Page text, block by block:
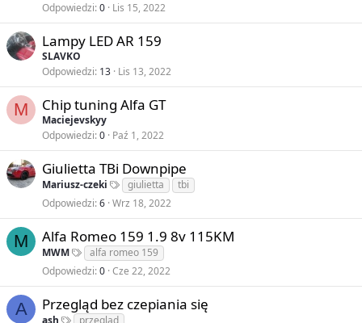
Odpowiedzi 0 Lis 15, 2022
Lampy LED AR 159
SLAVKO
Odpowiedzi 13 Lis 13, 2022
M Chip tuning Alfa GT
Maciejevskyy
Odpowiedzi 0 Paź 1, 2022
Giulietta TBi Downpipe
Mariusz-czeki giulietta
tbi
Odpowiedzi 6 Wrz 18, 2022
M Alfa Romeo 159 1.9 8v 115KM
MWM
alfa romeo 159
Odpowiedzi 0 Cze 22, 2022
A Przegląd bez czepiania się